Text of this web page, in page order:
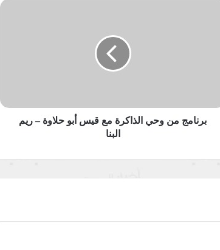
برنامج من وحي الذاكرة مع قيس أبو حلاوة – ريم
البنا